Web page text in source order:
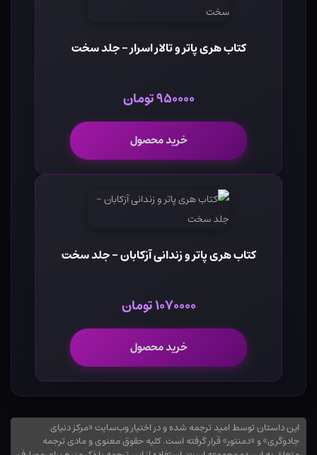
کتاب هری پاتر و تالار اسرار - جلد سخت
۹۵۰۰۰۰ تومان
خرید محصول
کتاب هری پاتر و زندانی آزکابان - جلد سخت
۱۰۷۰۰۰۰ تومان
خرید محصول
این داستان توسط امید ترجمه شده و در اختیار وب‌سایت «مرکز دنیای
جادوگری» و «دمنتور» قرار گرفته است. کلیه حقوق معنوی و مادی ترجمه